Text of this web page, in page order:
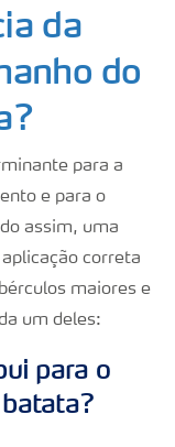
da
do
para a
e para o
assim, uma
correta
maiores e
um deles:
para o